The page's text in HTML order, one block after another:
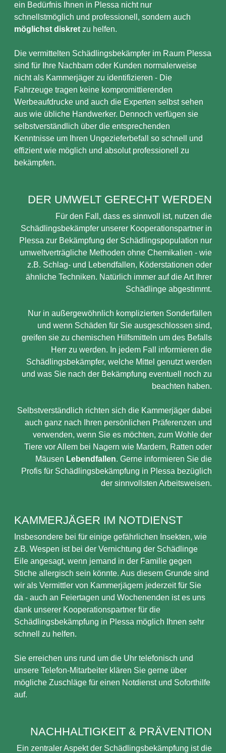
ein Bedürfnis Ihnen in Plessa nicht nur
schnellstmöglich und professionell, sondern auch
möglichst diskret zu helfen.
Die vermittelten Schädlingsbekämpfer im Raum Plessa
sind für Ihre Nachbarn oder Kunden normalerweise
nicht als Kammerjäger zu identifizieren - Die
Fahrzeuge tragen keine kompromittierenden
Werbeaufdrucke und auch die Experten selbst sehen
aus wie übliche Handwerker. Dennoch verfügen sie
selbstverständlich über die entsprechenden
Kenntnisse um Ihren Ungezieferbefall so schnell und
effizient wie möglich und absolut professionell zu
bekämpfen.
DER UMWELT GERECHT WERDEN
Für den Fall, dass es sinnvoll ist, nutzen die
Schädlingsbekämpfer unserer Kooperationspartner in
Plessa zur Bekämpfung der Schädlingspopulation nur
umweltverträgliche Methoden ohne Chemikalien - wie
z.B. Schlag- und Lebendfallen, Köderstationen oder
ähnliche Techniken. Natürlich immer auf die Art Ihrer
Schädlinge abgestimmt.
Nur in außergewöhnlich komplizierten Sonderfällen
und wenn Schäden für Sie ausgeschlossen sind,
greifen sie zu chemischen Hilfsmitteln um des Befalls
Herr zu werden. In jedem Fall informieren die
Schädlingsbekämpfer, welche Mittel genutzt werden
und was Sie nach der Bekämpfung eventuell noch zu
beachten haben.
Selbstverständlich richten sich die Kammerjäger dabei
auch ganz nach Ihren persönlichen Präferenzen und
verwenden, wenn Sie es möchten, zum Wohle der
Tiere vor Allem bei Nagern wie Mardern, Ratten oder
Mäusen Lebendfallen. Gerne informieren Sie die
Profis für Schädlingsbekämpfung in Plessa bezüglich
der sinnvollsten Arbeitsweisen.
KAMMERJÄGER IM NOTDIENST
Insbesondere bei für einige gefährlichen Insekten, wie
z.B. Wespen ist bei der Vernichtung der Schädlinge
Eile angesagt, wenn jemand in der Familie gegen
Stiche allergisch sein könnte. Aus diesem Grunde sind
wir als Vermittler von Kammerjägern jederzeit für Sie
da - auch an Feiertagen und Wochenenden ist es uns
dank unserer Kooperationspartner für die
Schädlingsbekämpfung in Plessa möglich Ihnen sehr
schnell zu helfen.
Sie erreichen uns rund um die Uhr telefonisch und
unsere Telefon-Mitarbeiter klären Sie gerne über
mögliche Zuschläge für einen Notdienst und Soforthilfe
auf.
NACHHALTIGKEIT & PRÄVENTION
Ein zentraler Aspekt der Schädlingsbekämpfung ist die